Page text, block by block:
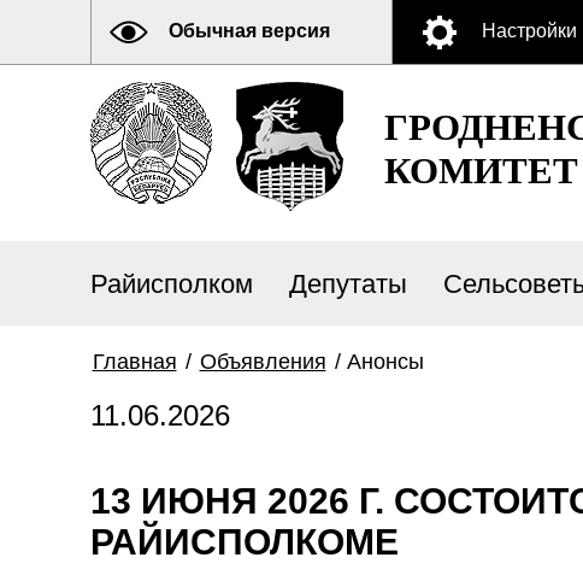
Обычная версия Настройки
КОМИТЕТ
Райисполком Депутаты
Главная / Объявления / Анонсы
11.06.2026
13 ИЮНЯ 2026 Г.
РАЙИСПОЛКОМЕ